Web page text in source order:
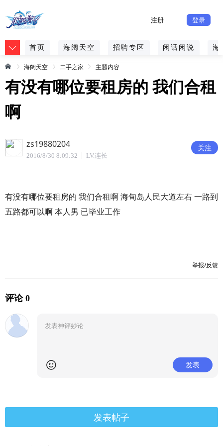
注册 登录
首页 海阔天空 招聘专区 闲话闲说 海
海阔天空 二手之家 主题内容
有没有哪位要租房的 我们合租
啊
zs19880204
2016/8/30 8:09:32 LV.连长
关注
有没有哪位要租房的 我们合租啊 海甸岛人民大道左右 一路到
五路都可以啊 本人男 已毕业工作
举报/反馈
评论 0
发表
发表帖子